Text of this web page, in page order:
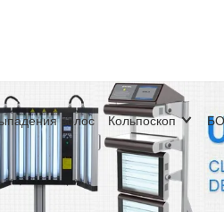
волос Кольпоскоп